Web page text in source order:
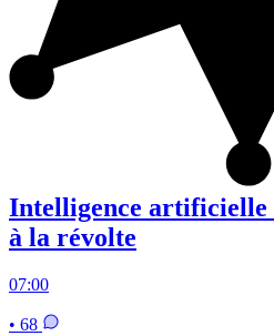
Intelligence artificielle
à la révolte
07:00
• 68